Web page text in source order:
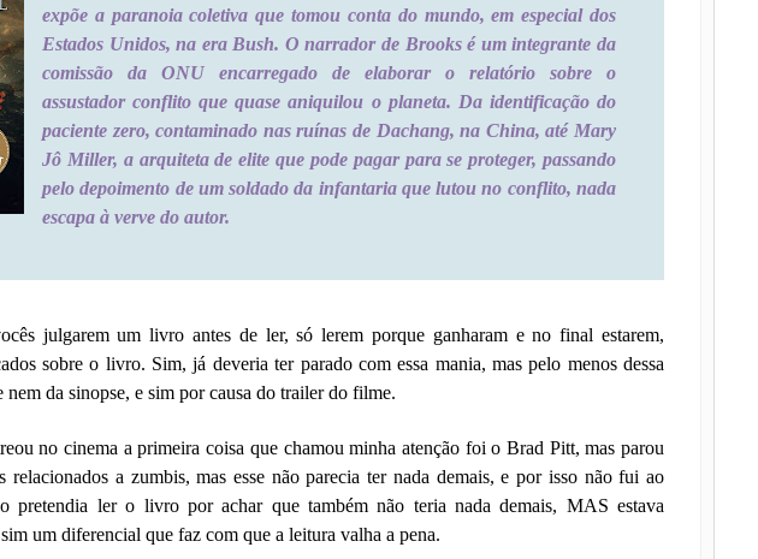
expõe a paranoia coletiva que tomou conta do mundo, em especial dos
Estados Unidos, na era Bush. O narrador de Brooks é um integrante da
comissão da ONU encarregado de elaborar o relatório sobre o
assustador conflito que quase aniquilou o planeta. Da identificação do
paciente zero, contaminado nas ruínas de Dachang, na China, até Mary
Jô Miller, a arquiteta de elite que pode pagar para se proteger, passando
pelo depoimento de um soldado da infantaria que lutou no conflito, nada
escapa à verve do autor.
julgarem um livro antes de ler, só lerem porque ganharam e no final estarem,
sobre o livro. Sim, já deveria ter parado com essa mania, mas pelo menos dessa
nem da sinopse, e sim por causa do trailer do filme.
no cinema a primeira coisa que chamou minha atenção foi o Brad Pitt, mas parou
relacionados a zumbis, mas esse não parecia ter nada demais, e por isso não fui ao
pretendia ler o livro por achar que também não teria nada demais, MAS estava
um diferencial que faz com que a leitura valha a pena.